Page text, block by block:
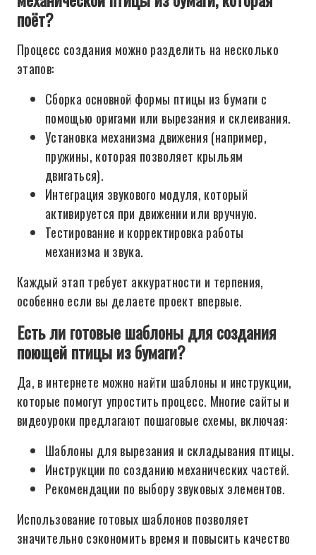
поёт?
Процесс создания можно разделить на несколько
этапов:
Сборка основной формы птицы из бумаги с
помощью оригами или вырезания и склеивания.
Установка механизма движения (например,
пружины, которая позволяет крыльям
двигаться).
Интеграция звукового модуля, который
активируется при движении или вручную.
Тестирование и корректировка работы
механизма и звука.
Каждый этап требует аккуратности и терпения,
особенно если вы делаете проект впервые.
Есть ли готовые шаблоны для создания
поющей птицы из бумаги?
Да, в интернете можно найти шаблоны и инструкции,
которые помогут упростить процесс. Многие сайты и
видеоуроки предлагают пошаговые схемы, включая:
Шаблоны для вырезания и складывания птицы.
Инструкции по созданию механических частей.
Рекомендации по выбору звуковых элементов.
Использование готовых шаблонов позволяет
значительно сэкономить время и повысить качество